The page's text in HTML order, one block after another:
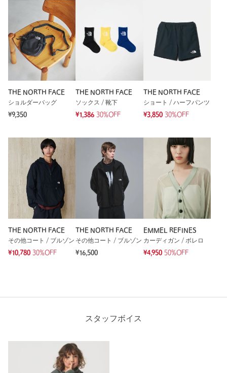
THE NORTH FACE
ショルダーバッグ
¥9,350
THE NORTH FACE
ソックス / 靴下
¥1,386 30%OFF
THE NORTH FACE
ショート / ハーフパンツ
¥3,850 30%OFF
THE NORTH FACE
その他コート / ブルゾン
¥10,780 30%OFF
THE NORTH FACE
その他コート / ブルゾン
¥16,500
EMMEL REFINES
カーディガン / ボレロ
¥4,950 50%OFF
スタッフボイス